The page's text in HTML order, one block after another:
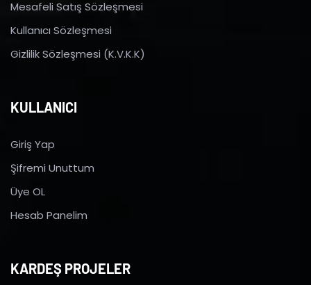
Mesafeli Satış Sözleşmesi
Kullanıcı Sözleşmesi
Gizlilik Sözleşmesi (K.V.K.K)
KULLANICI
Giriş Yap
Şifremi Unuttum
Üye OL
Hesab Panelim
KARDEŞ PROJELER